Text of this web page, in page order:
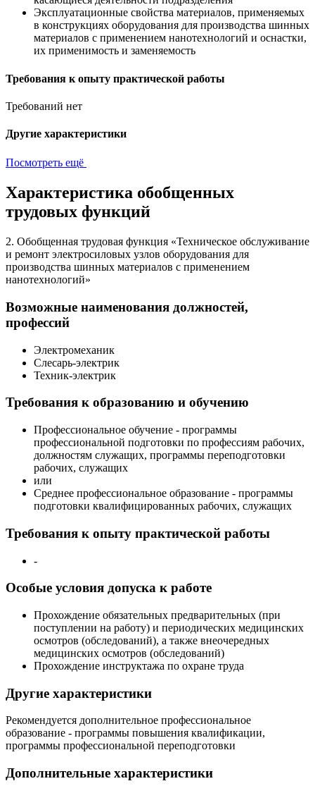
Эксплуатационные свойства материалов, применяемых
в конструкциях оборудования для производства шинных
материалов с применением нанотехнологий и оснастки,
их применимость и заменяемость
Требования к опыту практической работы
Требований нет
Другие характеристики
Посмотреть ещё
Характеристика обобщенных
трудовых функций
2. Обобщенная трудовая функция «Техническое обслуживание
и ремонт электросиловых узлов оборудования для
производства шинных материалов с применением
нанотехнологий»
Возможные наименования должностей,
профессий
Электромеханик
Слесарь-электрик
Техник-электрик
Требования к образованию и обучению
Профессиональное обучение - программы
профессиональной подготовки по профессиям рабочих,
должностям служащих, программы переподготовки
рабочих, служащих
или
Среднее профессиональное образование - программы
подготовки квалифицированных рабочих, служащих
Требования к опыту практической работы
-
Особые условия допуска к работе
Прохождение обязательных предварительных (при
поступлении на работу) и периодических медицинских
осмотров (обследований), а также внеочередных
медицинских осмотров (обследований)
Прохождение инструктажа по охране труда
Другие характеристики
Рекомендуется дополнительное профессиональное
образование - программы повышения квалификации,
программы профессиональной переподготовки
Дополнительные характеристики